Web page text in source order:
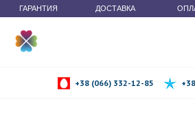
ГАРАНТИЯ ДОСТАВКА
+38 (066) 332-12-85